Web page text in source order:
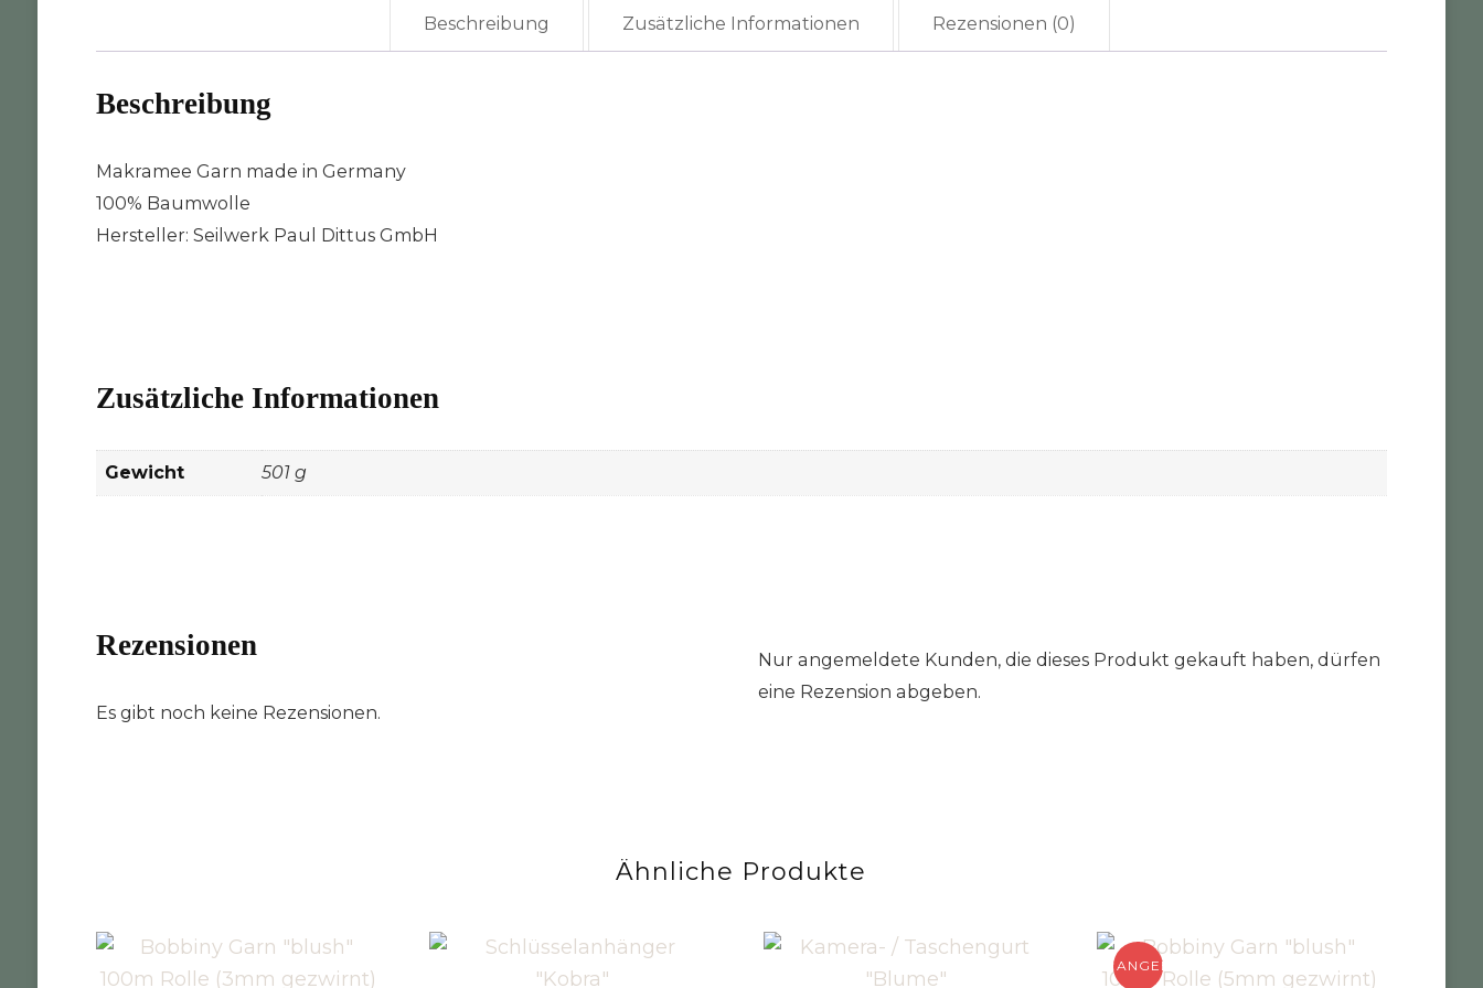
Beschreibung Zusätzliche Informationen Rezensionen (0)
Beschreibung
Makramee Garn made in Germany
100% Baumwolle
Hersteller: Seilwerk Paul Dittus GmbH
Zusätzliche Informationen
Gewicht 501 g
Rezensionen
Es gibt noch keine Rezensionen.
Nur angemeldete Kunden, die dieses Produkt gekauft haben, dürfen
eine Rezension abgeben.
Ähnliche Produkte
ANGEBOT!